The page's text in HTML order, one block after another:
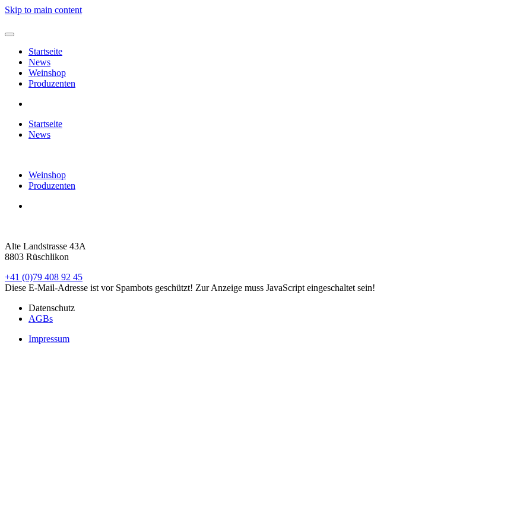
Skip to main content
Startseite
News
Weinshop
Produzenten
Startseite
News
Weinshop
Produzenten
Alte Landstrasse 43A
8803 Rüschlikon
+41 (0)79 408 92 45
Diese E-Mail-Adresse ist vor Spambots geschützt! Zur Anzeige muss JavaScript eingeschaltet sein!
Datenschutz
AGBs
Impressum